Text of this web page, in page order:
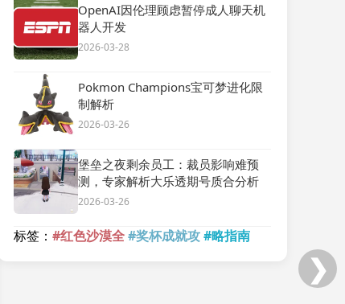
OpenAI因伦理顾虑暂停成人聊天机
器人开发
2026-03-28
Pokmon Champions宝可梦进化限
制解析
2026-03-26
堡垒之夜剩余员工：裁员影响难预
测，专家解析大乐透期号质合分析
2026-03-26
标签： #红色沙漠全#奖杯成就攻#略指南
❯